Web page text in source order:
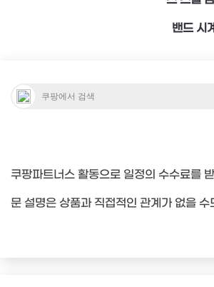
밴드 시
쿠팡파트너스 활동으로 일정의 수수료를
문 설명은 상품과 직접적인 관계가 없을 수